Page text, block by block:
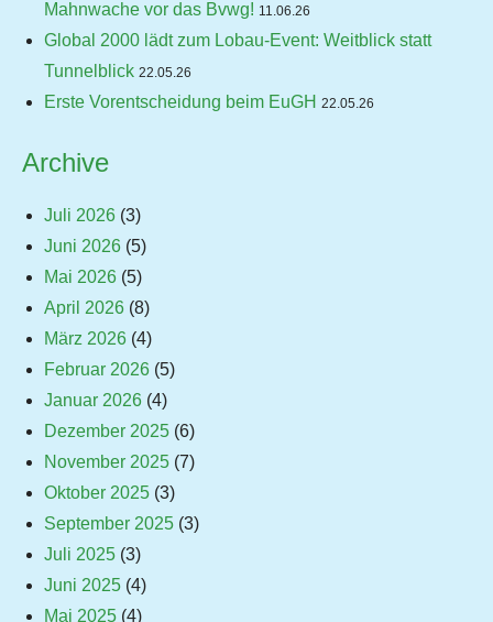
Mahnwache vor das Bvwg! 11.06.26
Global 2000 lädt zum Lobau-Event: Weitblick statt
Tunnelblick 22.05.26
Erste Vorentscheidung beim EuGH 22.05.26
Archive
Juli 2026 (3)
Juni 2026 (5)
Mai 2026 (5)
April 2026 (8)
März 2026 (4)
Februar 2026 (5)
Januar 2026 (4)
Dezember 2025 (6)
November 2025 (7)
Oktober 2025 (3)
September 2025 (3)
Juli 2025 (3)
Juni 2025 (4)
Mai 2025 (4)